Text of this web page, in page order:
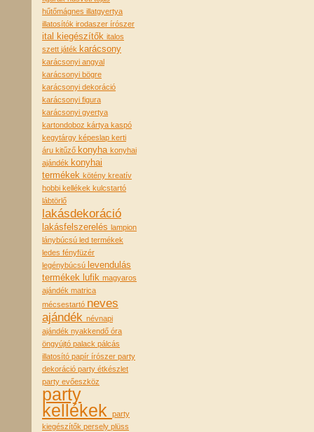
hűtőmágnes illatgyertya
illatosítók irodaszer írószer
ital kiegészítők italos
szett játék karácsony
karácsonyi angyal
karácsonyi bögre
karácsonyi dekoráció
karácsonyi figura
karácsonyi gyertya
kartondoboz kártya kaspó
kegytárgy képeslap kerti
áru kitűző konyha konyhai
ajándék konyhai
termékek kötény kreatív
hobbi kellékek kulcstartó
lábtörlő
lakásdekoráció
lakásfelszerelés lampion
lánybúcsú led termékek
ledes fényfüzér
legénybúcsú levendulás
termékek lufik magyaros
ajándék matrica
mécsestartó neves
ajándék névnapi
ajándék nyakkendő óra
öngyújtó palack pálcás
illatosító papír írószer party
dekoráció party étkészlet
party evőeszköz
party
kellékek
party
kiegészítők persely plüss